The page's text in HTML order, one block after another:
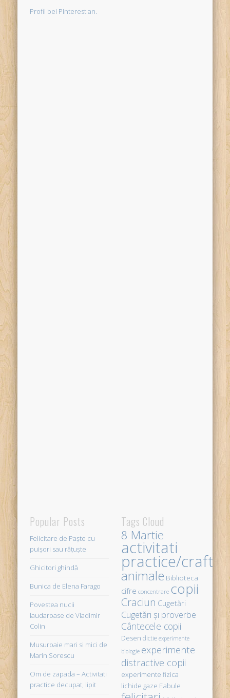
Profil bei Pinterest an.
Popular Posts
Felicitare de Paște cu
puișori sau rățuște
Ghicitori ghindă
Bunica de Elena Farago
Povestea nucii
laudaroase de Vladimir
Colin
Musuroaie mari si mici de
Marin Sorescu
Om de zapada – Activitati
practice decupat, lipit
Tags Cloud
8 Martie
activitati
practice/crafts
animale Biblioteca
cifre concentrare copii
Craciun Cugetări
Cugetări şi proverbe
Cântecele copii
Desen dictie experimente
biologie experimente
distractive copii
experimente fizica
lichide gaze Fabule